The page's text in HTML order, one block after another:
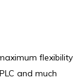
flexi­bility
and much